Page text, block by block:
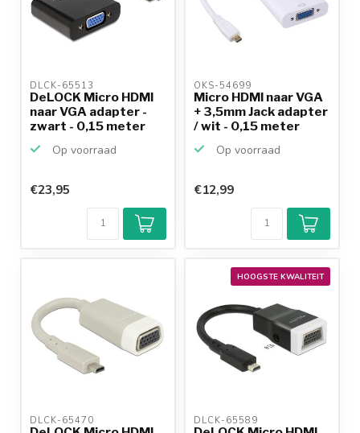
DLCK-65513
DeLOCK Micro HDMI
naar VGA adapter -
zwart - 0,15 meter
Op voorraad
€23,95
OKS-54699
Micro HDMI naar VGA
+ 3,5mm Jack adapter
/ wit - 0,15 meter
Op voorraad
€12,99
DLCK-65470
HOOGSTE KWALITEIT
DLCK-65589